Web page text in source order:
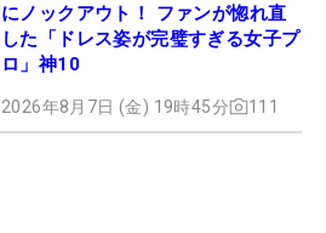
にノックアウト！ ファンが惚れ直
した「ドレス姿が完璧すぎる女子プ
ロ」神10
2026年8月7日 (金) 19時45分 111